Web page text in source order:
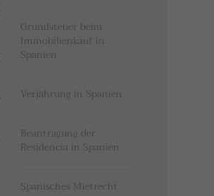
Grundsteuer beim
Immobilienkauf in
Spanien
Verjährung in Spanien
Beantragung der
Residencia in Spanien
Spanisches Mietrecht